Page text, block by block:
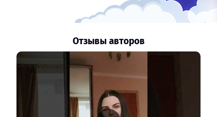
Отзывы авторов